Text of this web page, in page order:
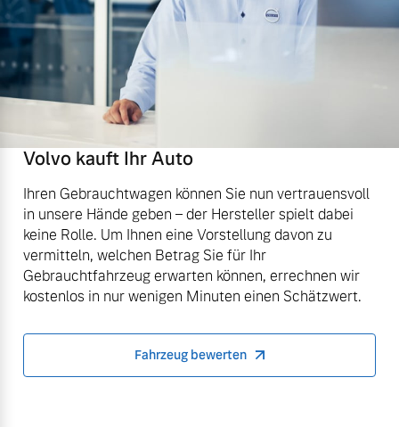
Volvo kauft Ihr Auto
Ihren Gebrauchtwagen können Sie nun vertrauensvoll
in unsere Hände geben – der Hersteller spielt dabei
keine Rolle. Um Ihnen eine Vorstellung davon zu
vermitteln, welchen Betrag Sie für Ihr
Gebrauchtfahrzeug erwarten können, errechnen wir
kostenlos in nur wenigen Minuten einen Schätzwert.
Fahrzeug bewerten